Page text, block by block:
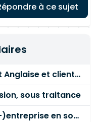
à ce sujet
SARL, société de placement Anglaise et client Français
sous traitance
Transformation de (micro-)entreprise en société (EURL/SASU)